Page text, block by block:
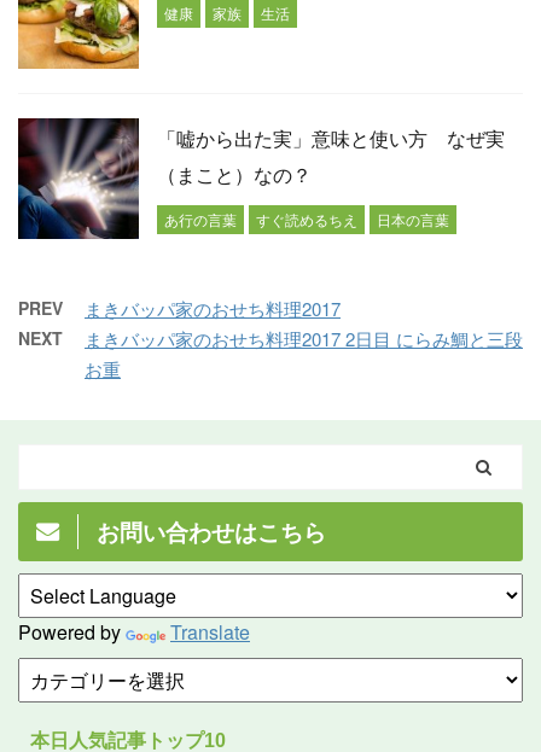
健康 家族 生活
「嘘から出た実」意味と使い方 なぜ実
（まこと）なの？
あ行の言葉 すぐ読めるちえ 日本の言葉
PREV まきバッパ家のおせち料理2017
NEXT
まきバッパ家のおせち料理2017 2日目 にらみ鯛と三段
お重
お問い合わせはこちら
Powered by Translate
本日人気記事トップ10